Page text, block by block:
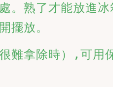
。熟了才能放進
擺放。
難拿除時）,可